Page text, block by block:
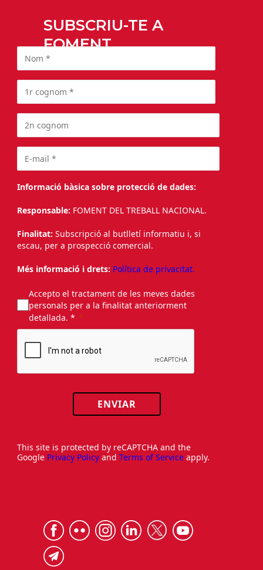
SUBSCRIU-TE A
FOMENT
Informació bàsica sobre protecció de dades:
Responsable: FOMENT DEL TREBALL NACIONAL.
Finalitat: Subscripció al butlletí informatiu i, si
escau, per a prospecció comercial.
Més informació i drets: Política de privacitat.
Accepto el tractament de les meves dades
personals per a la finalitat anteriorment
detallada. *
ENVIAR
This site is protected by reCAPTCHA and the
Google Privacy Policy and Terms of Service apply.